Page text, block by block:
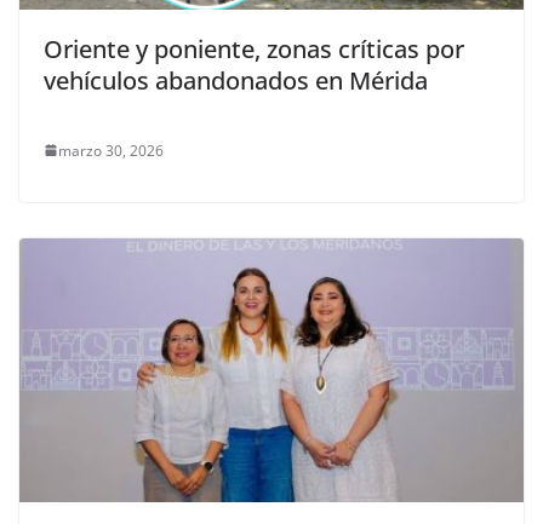
Oriente y poniente, zonas críticas por
vehículos abandonados en Mérida
marzo 30, 2026